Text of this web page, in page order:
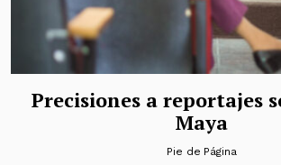
Precisiones a reportajes
Maya
Pie de Página